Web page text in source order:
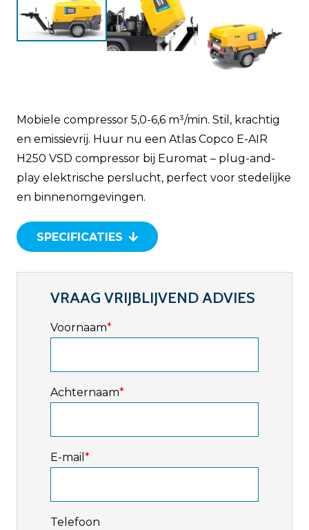
Mobiele compressor 5,0-6,6 m³/min. Stil, krachtig
en emissievrij. Huur nu een Atlas Copco E-AIR
H250 VSD compressor bij Euromat – plug-and-
play elektrische perslucht, perfect voor stedelijke
en binnenomgevingen.
SPECIFICATIES
VRAAG VRIJBLIJVEND ADVIES
Voornaam*
Achternaam*
E-mail *
Telefoon